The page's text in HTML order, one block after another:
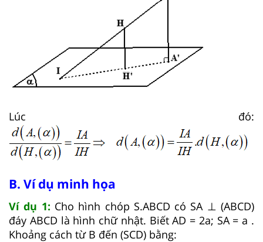
Lúc đó:
B. Ví dụ minh họa
Ví dụ 1: Cho hình chóp S.ABCD có SA ⊥ (ABCD)
đáy ABCD là hình chữ nhật. Biết AD = 2a; SA = a .
Khoảng cách từ B đến (SCD) bằng: